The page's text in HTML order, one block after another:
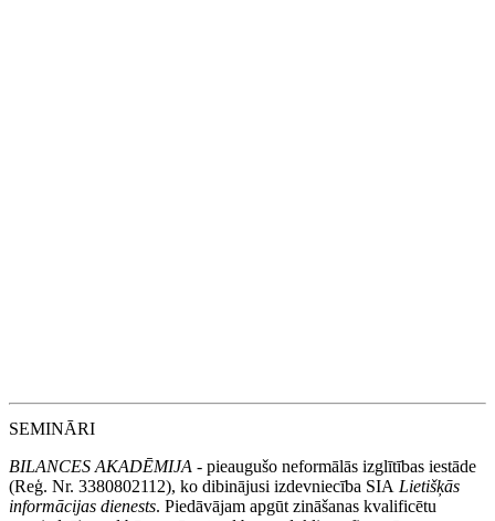
SEMINĀRI
BILANCES AKADĒMIJA - pieaugušo neformālās izglītības iestāde
(Reģ. Nr. 3380802112), ko dibinājusi izdevniecība SIA Lietišķās
informācijas dienests. Piedāvājam apgūt zināšanas kvalificētu